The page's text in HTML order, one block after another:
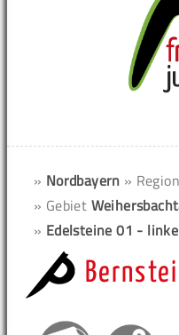
» Nordbayern » Region
» Gebiet
» Edelsteine 01 -